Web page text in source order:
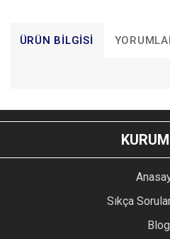
ÜRÜN BILGISI
YORUM
Bu ürünün fiyat bilgisi, resim,
konularda yetersiz gördüğünüz
kullanarak tarafımıza
Ürün resmi kalitesiz, bozuk
Ürün açıklamasında eksik
Ürün bilgilerinde hatalar
Sıkça
Blog